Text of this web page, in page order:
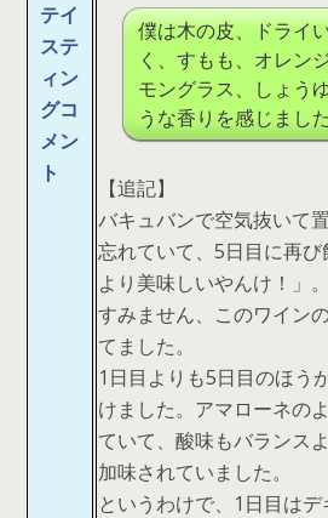
テイ
ステ
ィン
グコ
メン
ト
僕は木の皮、ドライ
く、すもも、オレン
モングラス、しょう
うな香りを感じました
【追記】
バキュバンで空気抜いて
忘れていて、5日目に再
より美味しいやんけ！」。
すみません、このワイン
てました。
1日目よりも5日目のほう
けました。アマローネの
ていて、酸味もバランス
加味されていました。
というわけで、1日目は